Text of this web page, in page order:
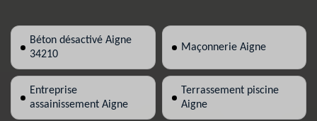
Béton désactivé Aigne
34210
Maçonnerie Aigne
Entreprise
assainissement Aigne
Terrassement piscine
Aigne